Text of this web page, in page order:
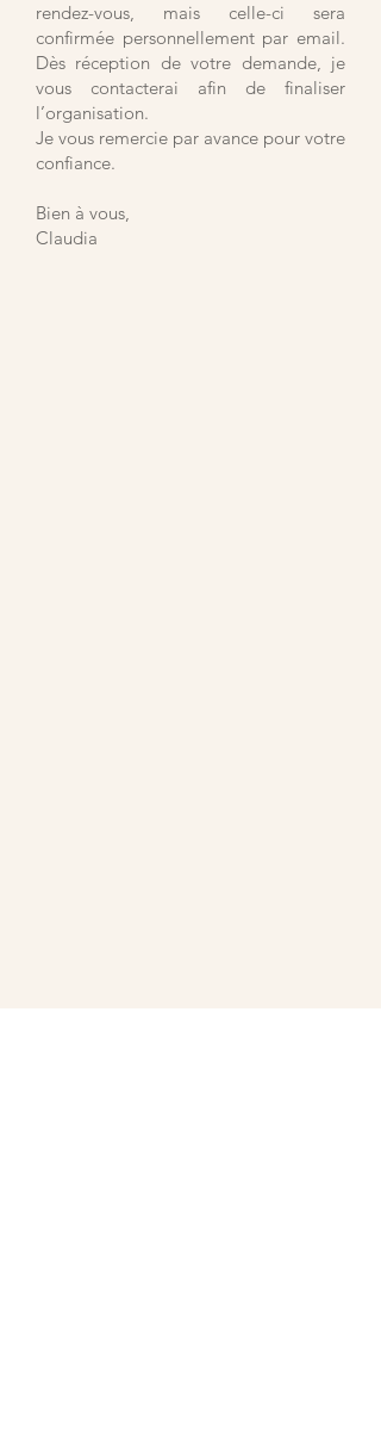
rendez-vous, mais celle-ci sera
confirmée personnellement par email.
Dès réception de votre demande, je
vous contacterai afin de finaliser
l’organisation.
Je vous remercie par avance pour votre
confiance.
Bien à vous,
Claudia